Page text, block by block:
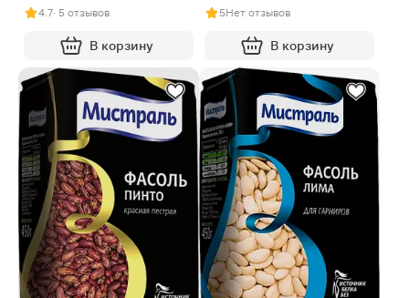
4.7· 5 отзывов
В корзину
5Нет отзывов
В корзину